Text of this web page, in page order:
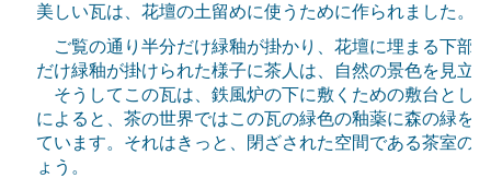
美しい瓦は、花壇の土留めに使うために作られました。
ご覧の通り半分だけ緑釉が掛かり、花壇に埋まる下部
だけ緑釉が掛けられた様子に茶人は、自然の景色を見立
そうしてこの瓦は、鉄風炉の下に敷くための敷台とし
によると、茶の世界ではこの瓦の緑色の釉薬に森の緑を
ています。それはきっと、閉ざされた空間である茶室の
ょう。